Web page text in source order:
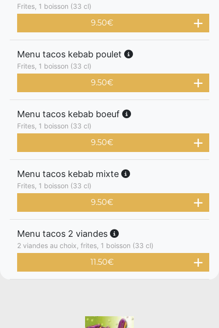
Frites, 1 boisson (33 cl)
9.50€
Menu tacos kebab poulet
Frites, 1 boisson (33 cl)
9.50€
Menu tacos kebab boeuf
Frites, 1 boisson (33 cl)
9.50€
Menu tacos kebab mixte
Frites, 1 boisson (33 cl)
9.50€
Menu tacos 2 viandes
2 viandes au choix, frites, 1 boisson (33 cl)
11.50€